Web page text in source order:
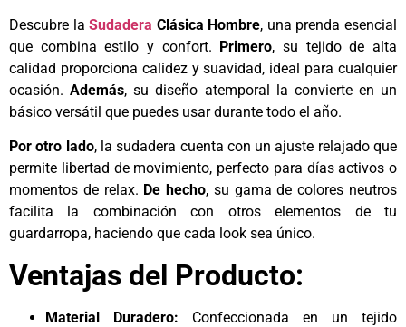
Descubre laSudadera Clásica Hombre, una prenda esencial
que combina estilo y confort. Primero, su tejido de alta
calidad proporciona calidez y suavidad, ideal para cualquier
ocasión.Además, su diseño atemporal la convierte en un
básico versátil que puedes usar durante todo el año.
Por otro lado, la sudadera cuenta con un ajuste relajado que
permite libertad de movimiento, perfecto para días activos o
momentos de relax. De hecho, su gama de colores neutros
facilita la combinación con otros elementos de tu
guardarropa, haciendo que cada look sea único.
Ventajas del Producto:
Material Duradero: Confeccionada en un tejido